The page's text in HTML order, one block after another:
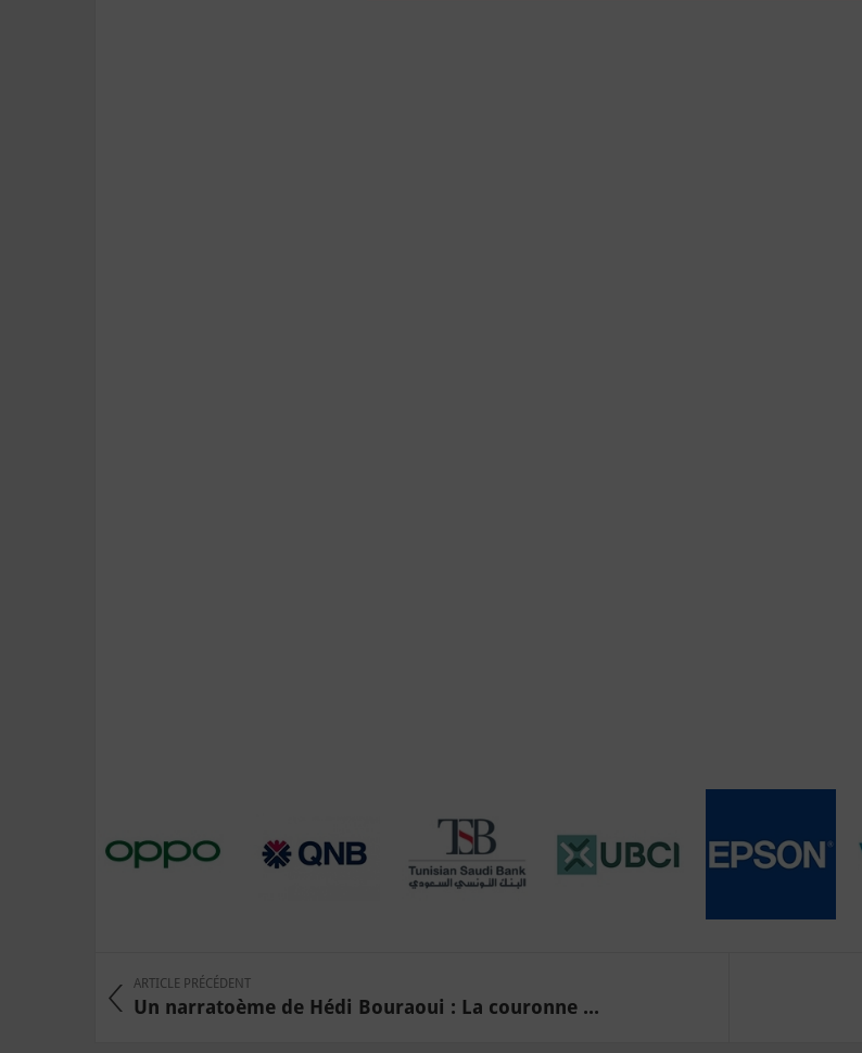
ARTICLE PRÉCÉDENT
Un narratoème de Hédi Bouraoui : La couronne ...